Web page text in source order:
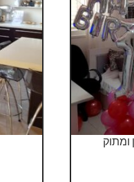
ומתוק